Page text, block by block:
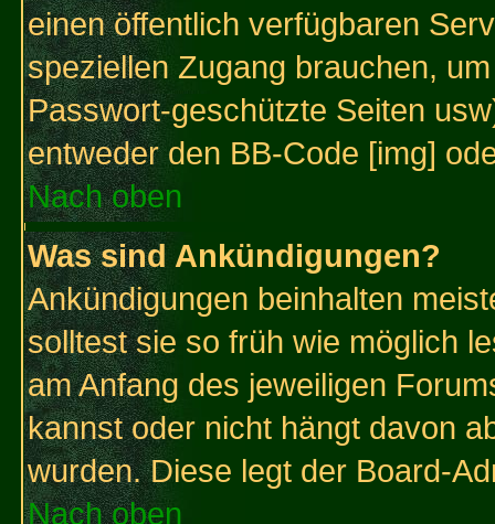
einen öffentlich verfügbaren
speziellen Zugang brauchen,
Passwort-geschützte Seiten
entweder den BB-Code [img]
Nach oben
Was sind Ankündigungen?
Ankündigungen beinhalten
solltest sie so früh wie möglich
am Anfang des jeweiligen
kannst oder nicht hängt davon
wurden. Diese legt der Board-
Nach oben